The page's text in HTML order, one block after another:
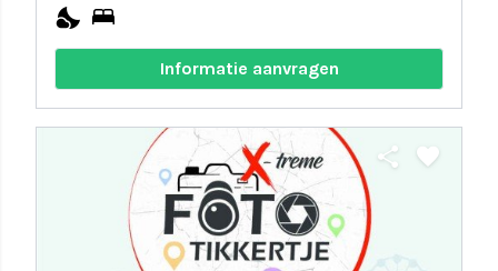
nights_stay bed
Informatie aanvragen
share favorite